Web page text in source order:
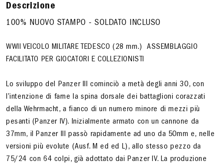
Descrizione
100% NUOVO STAMPO - SOLDATO INCLUSO
WWll VEICOLO MILITARE TEDESCO (28 mm.) ASSEMBLAGGIO
FACILITATO PER GIOCATORI E COLLEZIONISTI
Lo sviluppo del Panzer III cominciò a metà degli anni 30, con
l’intenzione di farne la spina dorsale dei battaglioni corazzati
della Wehrmacht, a fianco di un numero minore di mezzi più
pesanti (Panzer IV). Inizialmente armato con un cannone da
37mm, il Panzer III passò rapidamente ad uno da 50mm e, nelle
versioni più evolute (Ausf. M ed ed L), allo stesso pezzo da
75/24 con 64 colpi, già adottato dai Panzer IV. La produzione